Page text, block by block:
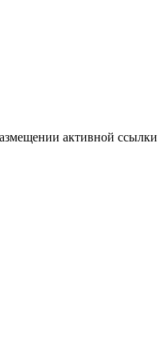
активной